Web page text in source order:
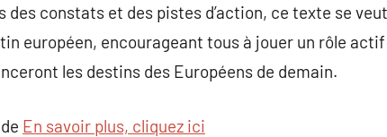
des constats et des pistes d’action, ce texte se
européen, encourageant tous à jouer un rôle
les destins des Européens de demain.
En savoir plus, cliquez ici